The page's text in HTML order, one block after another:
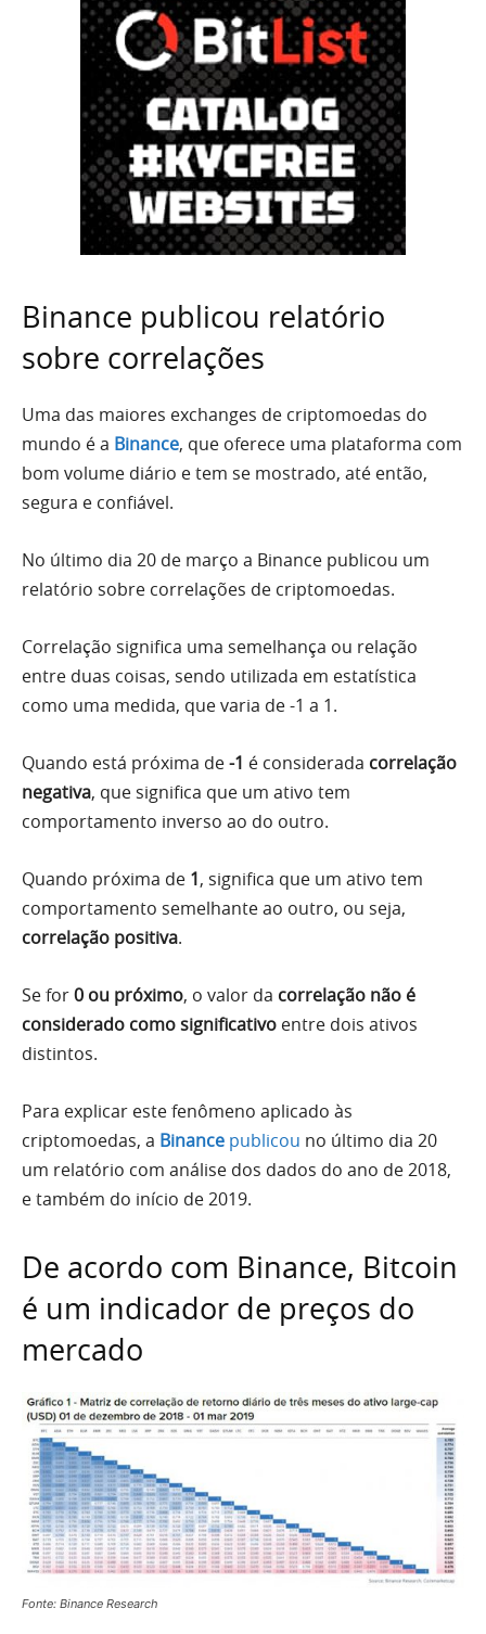
Binance publicou relatório
sobre correlações
Uma das maiores exchanges de criptomoedas do
mundo é a Binance, que oferece uma plataforma com
bom volume diário e tem se mostrado, até então,
segura e confiável.
No último dia 20 de março a Binance publicou um
relatório sobre correlações de criptomoedas.
Correlação significa uma semelhança ou relação
entre duas coisas, sendo utilizada em estatística
como uma medida, que varia de -1 a 1.
Quando está próxima de-1 é considerada correlação
negativa, que significa que um ativo tem
comportamento inverso ao do outro.
Quando próxima de 1, significa que um ativo tem
comportamento semelhante ao outro, ou seja,
correlação positiva.
Se for0 ou próximo, o valor da correlação não é
considerado como significativo entre dois ativos
distintos.
Para explicar este fenômeno aplicado às
criptomoedas, a Binance publicou no último dia 20
um relatório com análise dos dados do ano de 2018,
e também do início de 2019.
De acordo com Binance, Bitcoin
é um indicador de preços do
mercado
Fonte: Binance Research